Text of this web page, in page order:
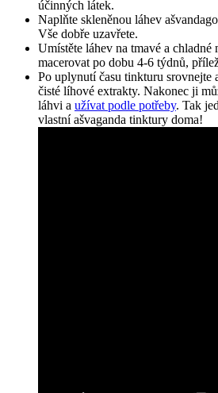
účinných látek.
Naplňte skleněnou láhev
Vše dobře uzavřete.
Umístěte láhev na tmavé a chladné
macerovat po dobu 4-6 týdnů,
Po uplynutí času tinkturu srovnejte
čisté líhové extrakty. Nakonec ji
láhvi a užívat podle potřeby. Tak
vlastní ašvaganda tinktury doma!